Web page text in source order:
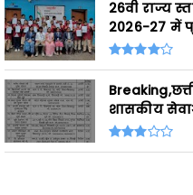
शासकीय
ADS